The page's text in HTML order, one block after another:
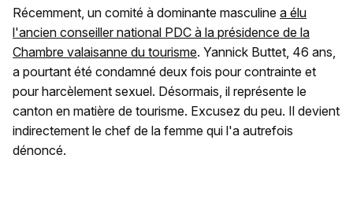
Récemment, un comité à dominante masculine a élu
l'ancien conseiller national PDC à la présidence de la
Chambre valaisanne du tourisme. Yannick Buttet, 46 ans,
a pourtant été condamné deux fois pour contrainte et
pour harcèlement sexuel. Désormais, il représente le
canton en matière de tourisme. Excusez du peu. Il devient
indirectement le chef de la femme qui l'a autrefois
dénoncé.